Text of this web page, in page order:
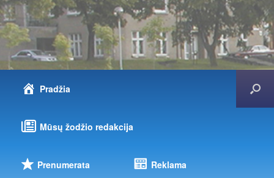
Pradžia
Mūsų žodžio redakcija
Prenumerata Reklama